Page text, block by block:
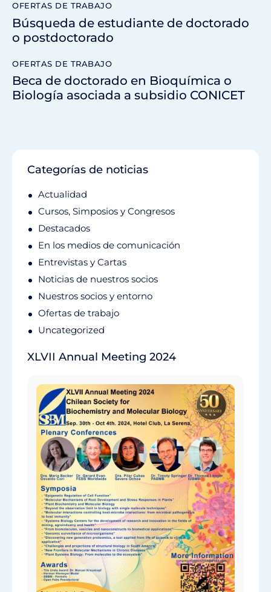
OFERTAS DE TRABAJO
Búsqueda de estudiante de doctorado
o postdoctorado
OFERTAS DE TRABAJO
Beca de doctorado en Bioquímica o
Biología asociada a subsidio CONICET
Categorías de noticias
Actualidad
Cursos, Simposios y Congresos
Destacados
En los medios de comunicación
Entrevistas y Cartas
Noticias de nuestros socios
Nuestros socios y entorno
Ofertas de trabajo
Uncategorized
XLVII Annual Meeting 2024